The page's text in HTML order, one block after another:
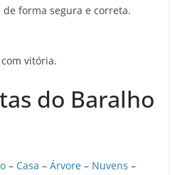
forma segura e correta.
vitória.
do Baralho
– Casa – Árvore – Nuvens –